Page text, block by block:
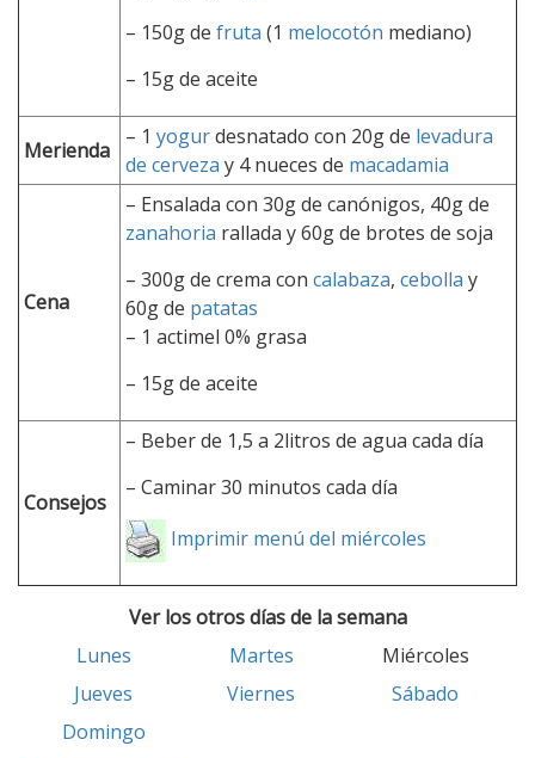
– 150g de fruta (1 melocotón mediano)
– 15g de aceite
Merienda
– 1 yogurdesnatado con 20g de levadura
de cerveza y 4 nueces de macadamia
Cena
– Ensalada con 30g de canónigos, 40g de
zanahoria rallada y 60g de brotes de soja
– 300g de crema con calabaza, cebolla y
60g de patatas
– 1 actimel 0% grasa
– 15g de aceite
Consejos
– Beber de 1,5 a 2litros de agua cada día
– Caminar 30 minutos cada día
Imprimir menú del miércoles
Ver los otros días de la semana
Lunes
Martes
Miércoles
Jueves
Viernes
Sábado
Domingo